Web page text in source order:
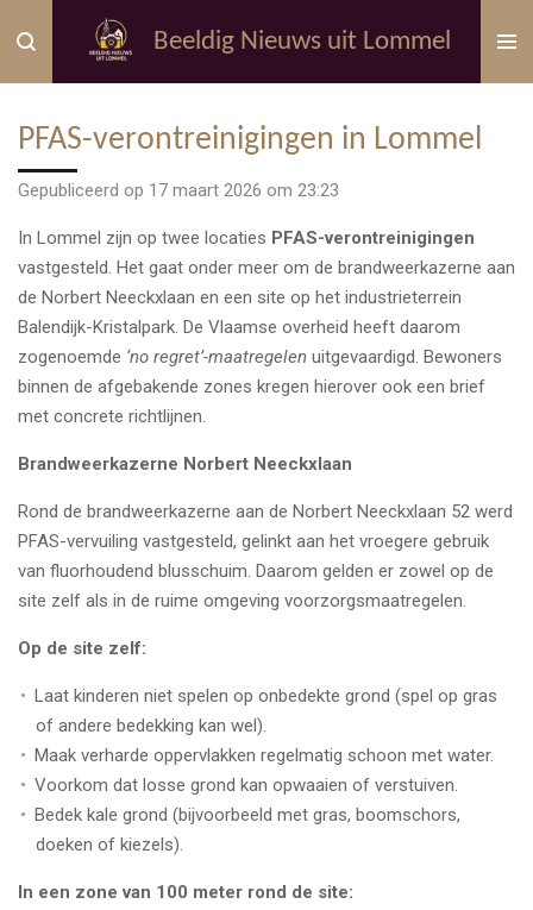
direct
naar
hoofdinhoud
Beeldig Nieuws uit Lommel
PFAS-verontreinigingen in Lommel
Gepubliceerd op 17 maart 2026 om 23:23
In Lommel zijn op twee locaties PFAS-verontreinigingen
vastgesteld. Het gaat onder meer om de brandweerkazerne aan
de Norbert Neeckxlaan en een site op het industrieterrein
Balendijk-Kristalpark. De Vlaamse overheid heeft daarom
zogenoemde ‘no regret’-maatregelen uitgevaardigd. Bewoners
binnen de afgebakende zones kregen hierover ook een brief
met concrete richtlijnen.
Brandweerkazerne Norbert Neeckxlaan
Rond de brandweerkazerne aan de Norbert Neeckxlaan 52 werd
PFAS-vervuiling vastgesteld, gelinkt aan het vroegere gebruik
van fluorhoudend blusschuim. Daarom gelden er zowel op de
site zelf als in de ruime omgeving voorzorgsmaatregelen.
Op de site zelf:
Laat kinderen niet spelen op onbedekte grond (spel op gras
of andere bedekking kan wel).
Maak verharde oppervlakken regelmatig schoon met water.
Voorkom dat losse grond kan opwaaien of verstuiven.
Bedek kale grond (bijvoorbeeld met gras, boomschors,
doeken of kiezels).
In een zone van 100 meter rond de site: